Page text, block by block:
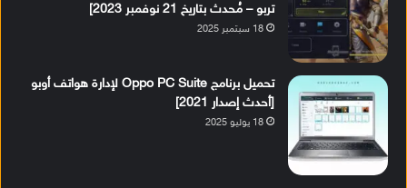
تربو – مُحدث بتاريخ 21 نوفمبر 2023]
18 سبتمبر 2025
تحميل برنامج Oppo PC Suite لإدارة هواتف أوبو
[أحدث إصدار 2021]
18 يوليو 2025